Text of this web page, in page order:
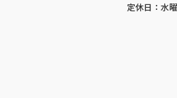
定休日：水